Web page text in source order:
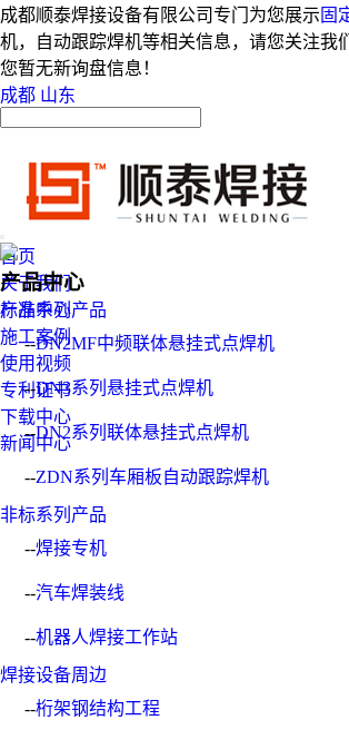
成都顺泰焊接设备有限公司专门为您展示 固
机，自动跟踪焊机等相关信息，请您关注我
您暂无新询盘信息！
成都 山东
首页
关于我们
产品中心
施工案例
使用视频
专利证书
下载中心
新闻中心
产品中心
标准系列产品
--DN2MF中频联体悬挂式点焊机
--DN3系列悬挂式点焊机
--DN2系列联体悬挂式点焊机
--ZDN系列车厢板自动跟踪焊机
非标系列产品
--焊接专机
--汽车焊装线
--机器人焊接工作站
焊接设备周边
--桁架钢结构工程